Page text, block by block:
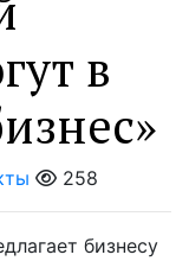
в
258
бизнесу